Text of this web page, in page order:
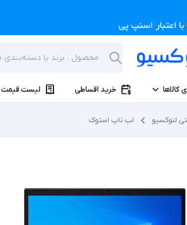
کالاها خرید اقساطی لیست قیمت
لنوکسیو لپ تاپ استوک